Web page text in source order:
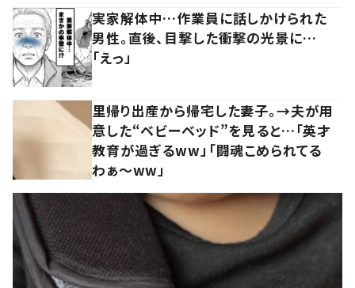
実家解体中…作業員に話しかけられた
男性。直後、目撃した衝撃の光景に…
「えっ」
里帰り出産から帰宅した妻子。→夫が用
意した“ベビーベッド”を見ると…「英才
教育が過ぎるww」「闘魂こめられてる
わぁ～ww」